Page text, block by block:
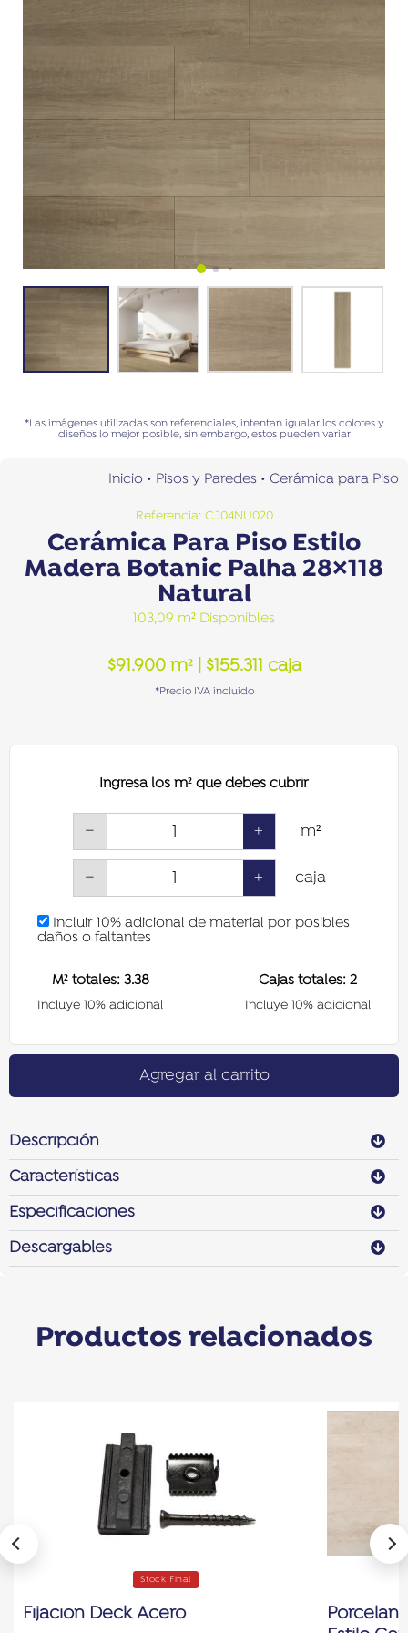
*Las imágenes utilizadas son referenciales, intentan igualar los colores y
diseños lo mejor posible, sin embargo, estos pueden variar
Inicio • Pisos y Paredes • Cerámica para Piso
Referencia: CJ04NU020
Cerámica Para Piso Estilo
Madera Botanic Palha 28×118
Natural
103,09 m² Disponibles
$91.900m² $155.311 caja
*Precio IVA incluido
Ingresa los m² que debes cubrir
− + m²
− + caja
Incluir 10% adicional de material por posibles
daños o faltantes
M² totales: 3.38
Incluye 10% adicional
Cajas totales: 2
Incluye 10% adicional
Agregar al carrito
Descripción
Características
Especificaciones
Descargables
Productos relacionados
Stock Final
Fijacion Deck Acero